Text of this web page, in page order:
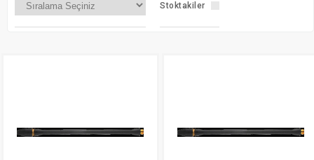
Stoktakiler